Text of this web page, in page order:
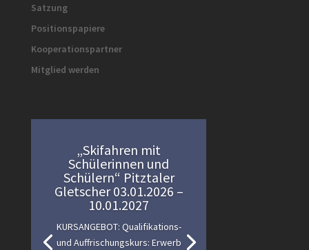
Satzung
Positionspapiere
Kooperationspartner
Mitglied werden
„Skifahren mit
Schülerinnen und
Schülern“ Pitztaler
Gletscher 03.01.2026 –
10.01.2027
KURSANGEBOT: Qualifikations-
und Auffrischungskurs: Erwerb